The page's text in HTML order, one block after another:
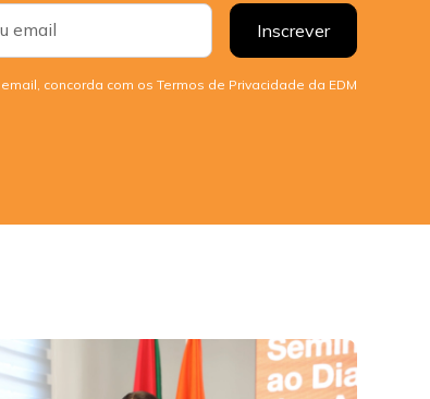
concorda com os Termos de Privacidade da EDM